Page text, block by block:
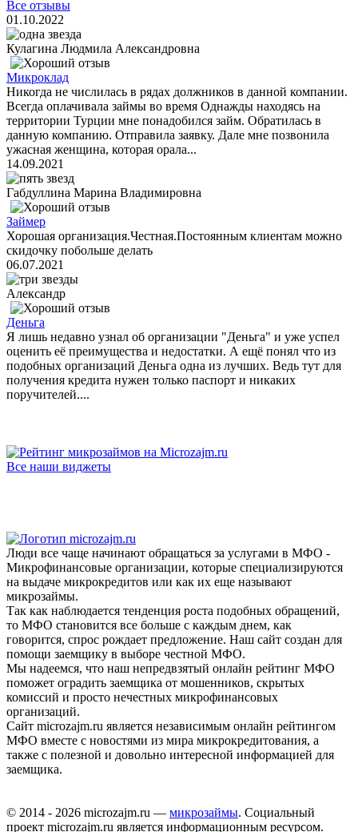
Все отзывы
01.10.2022
Кулагина Людмила Александровна
Микроклад
Никогда не числилась в рядах должников в данной компании.
Всегда оплачивала займы во время Однажды находясь на
территории Турции мне понадобился займ. Обратилась в
данную компанию. Отправила заявку. Дале мне позвонила
ужасная женщина, которая орала...
14.09.2021
Габдуллина Марина Владимировна
Займер
Хорошая организация.Честная.Постоянным клиентам можно
скидочку побольше делать
06.07.2021
Александр
Деньга
Я лишь недавно узнал об организации "Деньга" и уже успел
оценить её преимущества и недостатки. А ещё понял что из
подобных организаций Деньга одна из лучших. Ведь тут для
получения кредита нужен только паспорт и никаких
поручителей....
Все наши виджеты
Люди все чаще начинают обращаться за услугами в МФО -
Микрофинансовые организации, которые специализируются
на выдаче микрокредитов или как их еще называют
микрозаймы.
Так как наблюдается тенденция роста подобных обращений,
то МФО становится все больше с каждым днем, как
говорится, спрос рождает предложение. Наш сайт создан для
помощи заемщику в выборе честной МФО.
Мы надеемся, что наш непредвзятый онлайн рейтинг МФО
поможет оградить заемщика от мошенников, скрытых
комиссий и просто нечестных микрофинансовых
организаций.
Сайт microzajm.ru является независимым онлайн рейтингом
МФО вместе с новостями из мира микрокредитования, а
также с полезной и довольно интересной информацией для
заемщика.
© 2014 - 2026 microzajm.ru — микрозаймы. Социальный
проект microzajm.ru является информационным ресурсом.